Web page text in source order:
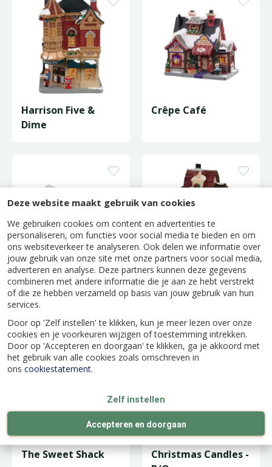
Deze website maakt gebruik van cookies
We gebruiken cookies om content en advertenties te
personaliseren, om functies voor social media te bieden en om
ons websiteverkeer te analyseren. Ook delen we informatie over
jouw gebruik van onze site met onze partners voor social media,
adverteren en analyse. Deze partners kunnen deze gegevens
combineren met andere informatie die je aan ze hebt verstrekt
of die ze hebben verzameld op basis van jouw gebruik van hun
services.
Door op 'Zelf instellen' te klikken, kun je meer lezen over onze
cookies en je voorkeuren wijzigen of toestemming intrekken.
Door op 'Accepteren en doorgaan' te klikken, ga je akkoord met
het gebruik van alle cookies zoals omschreven in
ons cookiestatement.
Zelf instellen
Accepteren en doorgaan
Harrison Five &
Dime
Crêpe Café
Expansion Adaptor,
4.5V, White
Fitzroy's Farrier
The Sweet Shack
Christmas Candles -